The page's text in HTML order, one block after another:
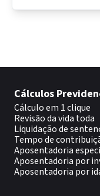
Cálculos
Cálculo em 1 clique
Revisão da vida toda
Liquidação de
Tempo de
Aposentadoria
Aposentadoria por
Aposentadoria por